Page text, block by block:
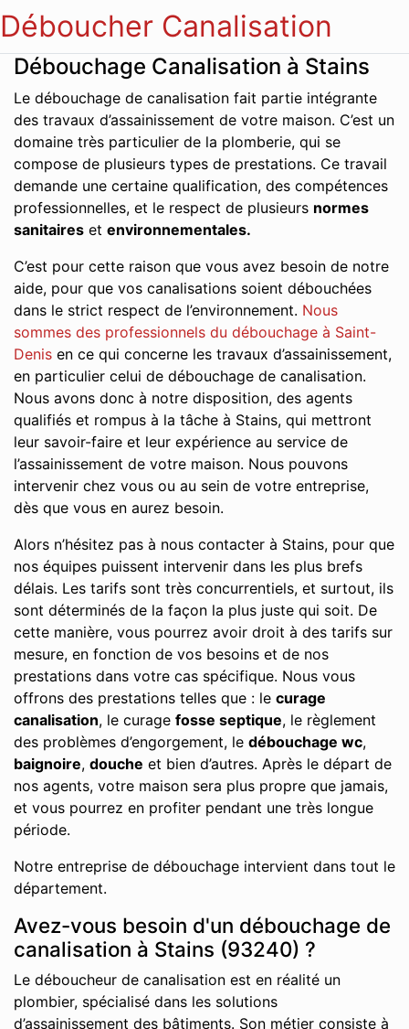
Déboucher Canalisation
Débouchage Canalisation à Stains
Le débouchage de canalisation fait partie intégrante
des travaux d’assainissement de votre maison. C’est un
domaine très particulier de la plomberie, qui se
compose de plusieurs types de prestations. Ce travail
demande une certaine qualification, des compétences
professionnelles, et le respect de plusieurs normes
sanitaires et environnementales.
C’est pour cette raison que vous avez besoin de notre
aide, pour que vos canalisations soient débouchées
dans le strict respect de l’environnement. Nous
sommes des professionnels du débouchage à Saint-
Denis en ce qui concerne les travaux d’assainissement,
en particulier celui de débouchage de canalisation.
Nous avons donc à notre disposition, des agents
qualifiés et rompus à la tâche à Stains, qui mettront
leur savoir-faire et leur expérience au service de
l’assainissement de votre maison. Nous pouvons
intervenir chez vous ou au sein de votre entreprise,
dès que vous en aurez besoin.
Alors n’hésitez pas à nous contacter à Stains, pour que
nos équipes puissent intervenir dans les plus brefs
délais. Les tarifs sont très concurrentiels, et surtout, ils
sont déterminés de la façon la plus juste qui soit. De
cette manière, vous pourrez avoir droit à des tarifs sur
mesure, en fonction de vos besoins et de nos
prestations dans votre cas spécifique. Nous vous
offrons des prestations telles que : le curage
canalisation, le curage fosse septique, le règlement
des problèmes d’engorgement, le débouchage wc,
baignoire, douche et bien d’autres. Après le départ de
nos agents, votre maison sera plus propre que jamais,
et vous pourrez en profiter pendant une très longue
période.
Notre entreprise de débouchage intervient dans tout le
département.
Avez-vous besoin d'un débouchage de
canalisation à Stains (93240) ?
Le déboucheur de canalisation est en réalité un
plombier, spécialisé dans les solutions
d’assainissement des bâtiments. Son métier consiste à